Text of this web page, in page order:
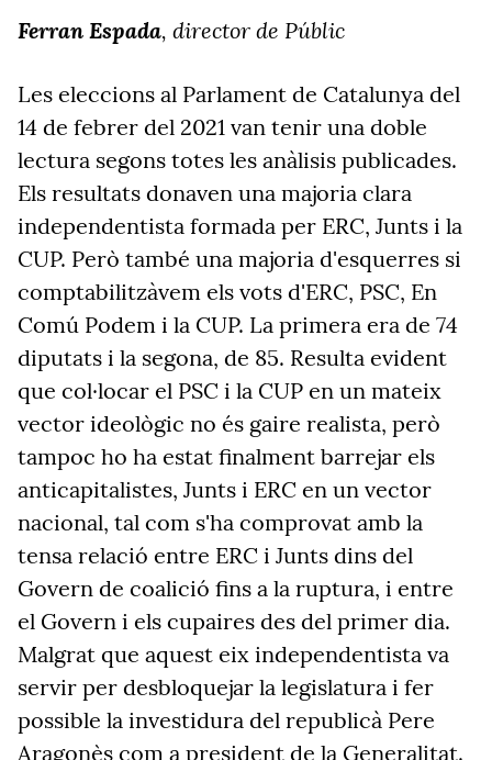
Ferran Espada, director de Públic
Les eleccions al Parlament de Catalunya del
14 de febrer del 2021 van tenir una doble
lectura segons totes les anàlisis publicades.
Els resultats donaven una majoria clara
independentista formada per ERC, Junts i la
CUP. Però també una majoria d'esquerres si
comptabilitzàvem els vots d'ERC, PSC, En
Comú Podem i la CUP. La primera era de 74
diputats i la segona, de 85. Resulta evident
que col·locar el PSC i la CUP en un mateix
vector ideològic no és gaire realista, però
tampoc ho ha estat finalment barrejar els
anticapitalistes, Junts i ERC en un vector
nacional, tal com s'ha comprovat amb la
tensa relació entre ERC i Junts dins del
Govern de coalició fins a la ruptura, i entre
el Govern i els cupaires des del primer dia.
Malgrat que aquest eix independentista va
servir per desbloquejar la legislatura i fer
possible la investidura del republicà Pere
Aragonès com a president de la Generalitat.